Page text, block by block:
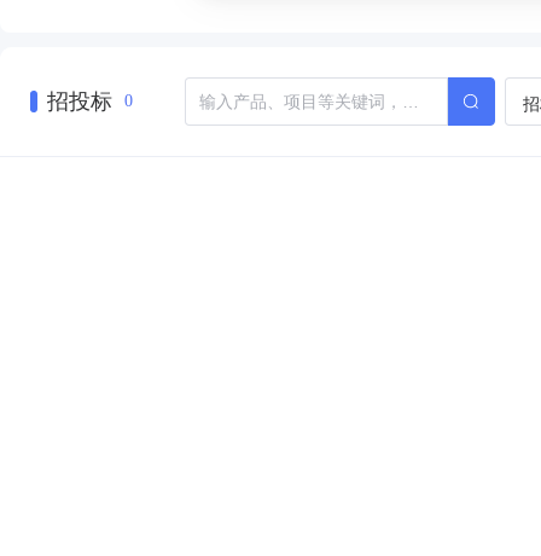
招投标 0